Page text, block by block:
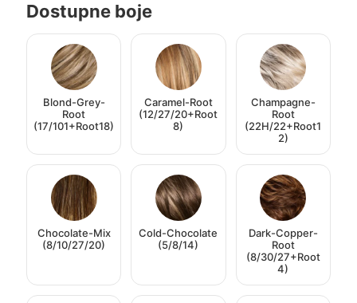
Dostupne boje
Blond-Grey-
Root
(17/101+Root18)
Caramel-Root
(12/27/20+Root
8)
Champagne-
Root
(22H/22+Root1
2)
Chocolate-Mix
(8/10/27/20)
Cold-Chocolate
(5/8/14)
Dark-Copper-
Root
(8/30/27+Root
4)